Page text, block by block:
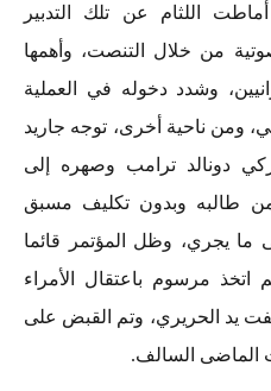
اللثام عن تلك التدبير
من خلال التنصت، وأهمها
وشدد دخوله في العملية
ومن ناحية أخرى، توجه جاريد
دونالد ترامب وصهره إلى
طالبه وبدون تكليف مسبق
يجري، وظل المؤتمر قائما
اتخذ مرسوم باعتقال الأمراء
يد الحريري، وتم القبض على
الماضى السالف.